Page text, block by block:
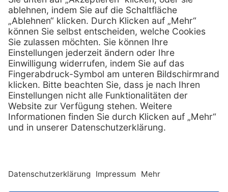
Services
Vorteile
Eigenmarke
Leasing
Technischer Service
Kataloge / Downloads
Hilfe
FAQs
Kontakt
Außendienst
Lob & Kritik
Retoure anmelden
Zertifikat Rechtliches
Impressum
Supplier code of